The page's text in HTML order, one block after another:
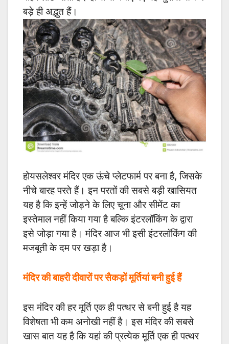
बड़े ही अद्भुत हैं।
होयसलेश्वर मंदिर एक ऊंचे प्लेटफार्म पर बना है, जिसके
नीचे बारह परते हैं। इन परतों की सबसे बड़ी खासियत
यह है कि इन्हें जोड़ने के लिए चूना और सीमेंट का
इस्तेमाल नहीं किया गया है बल्कि इंटरलॉकिंग के द्वारा
इसे जोड़ा गया है। मंदिर आज भी इसी इंटरलॉकिंग की
मजबूती के दम पर खड़ा है।
मंदिर की बाहरी दीवारों पर सैकड़ों मूर्तियां बनी हुई हैं
इस मंदिर की हर मूर्ति एक ही पत्थर से बनी हुई है यह
विशेषता भी कम अनोखी नहीं है। इस मंदिर की सबसे
खास बात यह है कि यहां की प्रत्येक मूर्ति एक ही पत्थर